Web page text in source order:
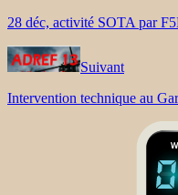
28 déc, activité SOTA par
Suivant
Intervention technique au